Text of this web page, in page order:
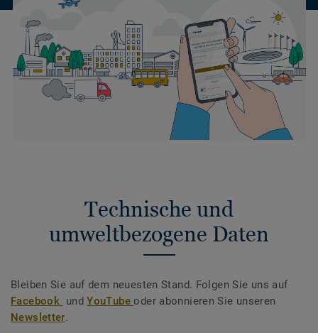
Technische und
umweltbezogene Daten
Bleiben Sie auf dem neuesten Stand. Folgen Sie uns auf
Facebook undYouTubeoder abonnieren Sie unseren
Newsletter.